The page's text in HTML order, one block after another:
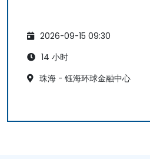
2026-09-15 09:30
14 小时
珠海 - 钰海环球金融中心